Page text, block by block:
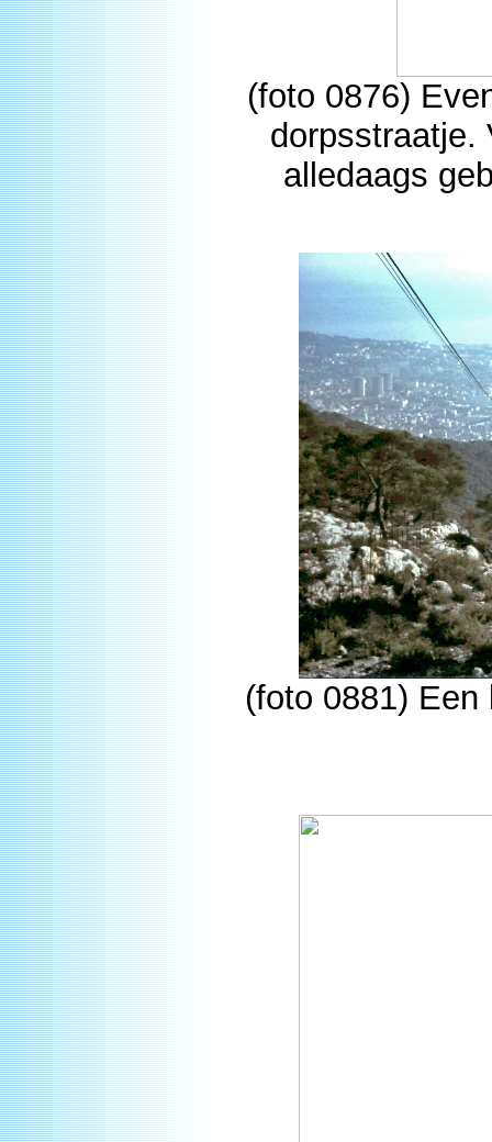
(foto 0876)
dorpsstraatje.
alledaags
(foto 0881)